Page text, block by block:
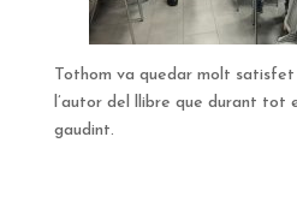
Tothom va quedar molt
l’autor del llibre que durant tot
gaudint.